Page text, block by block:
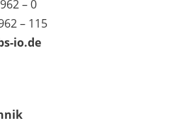
– 0
– 115
io.de